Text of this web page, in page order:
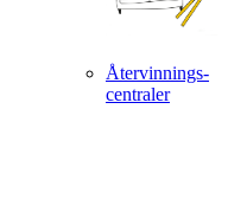
Återvinnings­
centraler